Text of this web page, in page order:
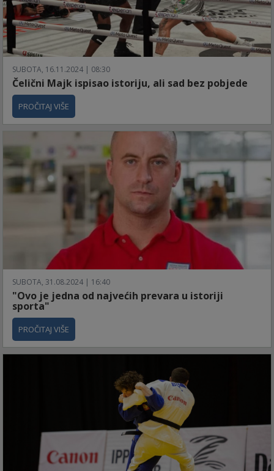
SUBOTA, 16.11.2024 | 08:30
Čelični Majk ispisao istoriju, ali sad bez pobjede
PROČITAJ VIŠE
SUBOTA, 31.08.2024 | 16:40
"Ovo je jedna od najvećih prevara u istoriji
sporta"
PROČITAJ VIŠE